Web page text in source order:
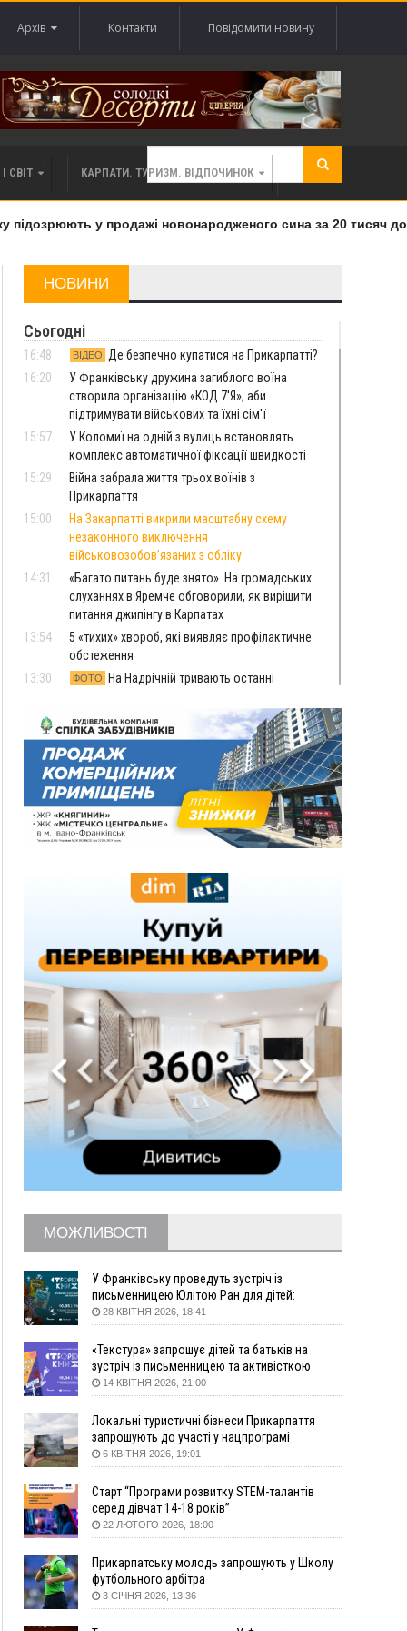
Архів Контакти Повідомити новину
СВІТ КАРПАТИ. ТУРИЗМ. ВІДПОЧИНОК
у продажі новонародженого сина за 20 тисяч
НОВИНИ
Сьогодні
16:48 ВІДЕО
Де безпечно купатися на Прикарпатті?
16:20
У Франківську дружина загиблого воїна
створила організацію «КОД 7'Я», аби
підтримувати військових та їхні сім'ї
15:57
У Коломиї на одній з вулиць встановлять
комплекс автоматичної фіксації швидкості
15:29
Війна забрала життя трьох воїнів з
Прикарпаття
15:00
На Закарпатті викрили масштабну схему
незаконного виключення
військовозобов’язаних з обліку
14:31
«Багато питань буде знято». На громадських
слуханнях в Яремче обговорили, як вирішити
питання джипінгу в Карпатах
13:54
5 «тихих» хвороб, які виявляє профілактичне
обстеження
13:30
ФОТО
На Надрічній тривають останні
12:57
У Франківську зафіксували найбільшу спеку за
всю історію спостережень
12:24
Лікування наркоманії Київ: чому важливо
розпочати терапію якомога раніше
12:00
Франківця, який у Косові викрав за магазину
понад 640 тисяч гривень у валюті, засудили до
5 років
"Оберегу" дані про чоловіків 18–60 років
Водійка, яку на Сухомлинського побив інший
керманич, відмовилася від обвинувачення —
справу закрили
10:45
У Франківську, Коломиї, Долині та Яремче 6
10:02
Змушував надсилати інтимні фото: на
Прикарпатті затримали підозрюваного у
розбещенні малолітньої
АМКУ розпочав справу проти Гвіздецької
селищної ради через різні ставки земельного
податку
Синоптики попереджають про значний дощ на
Прикарпатті до кінця п'ятниці
Нафтогазову площу на межі Прикарпаття та
Львівщини повторно виставили на аукціон за
Вчора
18:46 ФОТО У Польщі невідомі скоїли наругу над
могилою УПА
17:45
Сили оборони уразила Ярославський НПЗ та
кораблі берегової охорони фсб у Керчі
побачать далеко за межами Коломиї
16:42
Поблизу Франківська п'яний на Chevrolet
втікав від поліції
16:27
На Прикарпатті триває декларування
вогнепальної зброї: уже зареєстровано 282
одиниці
отримали рекомендації до зарахування на
бакалаврат у ВНЗ
15:28
Кілька вулиць у Долині тимчасово залишаться
без газу
15:02
ФОТО У Старуні відбулася Патріарша проща
14:35
Не знає англійську на достатньому рівні.
МОЖЛИВОСТІ
У Франківську проведуть зустріч із
письменницею Юлітою Ран для дітей:
говоритимуть про серію книг про Мавку
28 КВІТНЯ 2026, 18:41
«Текстура» запрошує дітей та батьків на
зустріч із письменницею та активісткою
Анною Повх
14 КВІТНЯ 2026, 21:00
Локальні туристичні бізнеси Прикарпаття
запрошують до участі у нацпрограмі
«Подорож до себе»
6 КВІТНЯ 2026, 19:01
Старт “Програми розвитку STEM-талантів
серед дівчат 14-18 років”
22 ЛЮТОГО 2026, 18:00
Прикарпатську молодь запрошують у Школу
футбольного арбітра
3 СІЧНЯ 2026, 13:36